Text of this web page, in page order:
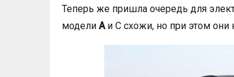
Теперь же пришла очередь для
модели Aи C схожи, но при этом